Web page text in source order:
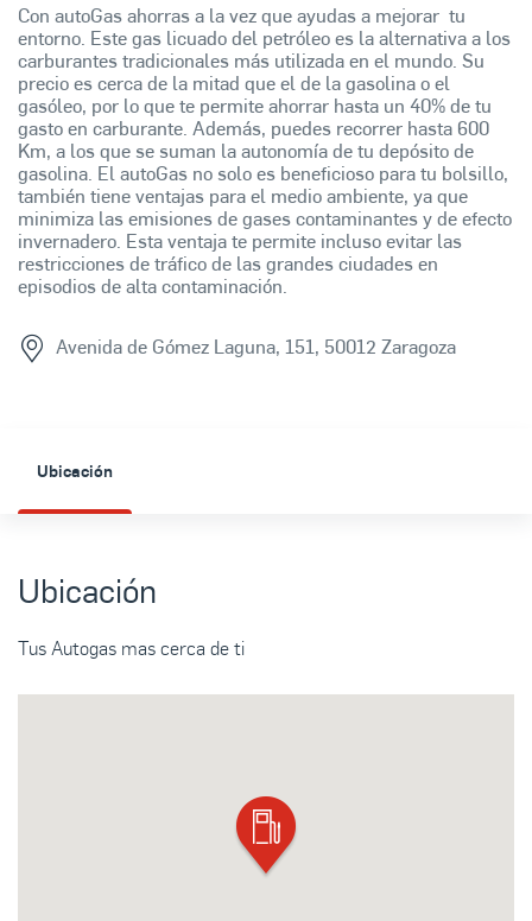
Con autoGas ahorras a la vez que ayudas a mejorar tu
entorno. Este gas licuado del petróleo es la alternativa a los
carburantes tradicionales más utilizada en el mundo. Su
precio es cerca de la mitad que el de la gasolina o el
gasóleo, por lo que te permite ahorrar hasta un 40% de tu
gasto en carburante. Además, puedes recorrer hasta 600
Km, a los que se suman la autonomía de tu depósito de
gasolina. El autoGas no solo es beneficioso para tu bolsillo,
también tiene ventajas para el medio ambiente, ya que
minimiza las emisiones de gases contaminantes y de efecto
invernadero. Esta ventaja te permite incluso evitar las
restricciones de tráfico de las grandes ciudades en
episodios de alta contaminación.
Avenida de Gómez Laguna, 151, 50012 Zaragoza
Ubicación
Ubicación
Tus Autogas mas cerca de ti